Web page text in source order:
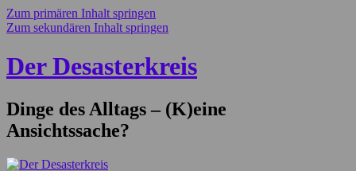
Zum primären Inhalt springen
Zum sekundären Inhalt springen
Der Desasterkreis
Dinge des Alltags – (K)eine
Ansichtssache?